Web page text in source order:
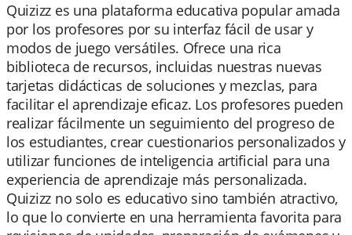
Quizizz es una plataforma educativa popular amada
por los profesores por su interfaz fácil de usar y
modos de juego versátiles. Ofrece una rica
biblioteca de recursos, incluidas nuestras nuevas
tarjetas didácticas de soluciones y mezclas, para
facilitar el aprendizaje eficaz. Los profesores pueden
realizar fácilmente un seguimiento del progreso de
los estudiantes, crear cuestionarios personalizados y
utilizar funciones de inteligencia artificial para una
experiencia de aprendizaje más personalizada.
Quizizz no solo es educativo sino también atractivo,
lo que lo convierte en una herramienta favorita para